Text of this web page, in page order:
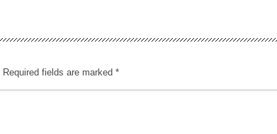
Required fields are marked *